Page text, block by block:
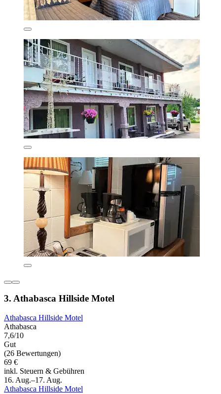
3. Athabasca Hillside Motel
Athabasca Hillside Motel
Athabasca
7,6/10
Gut
(26 Bewertungen)
69 €
inkl. Steuern & Gebühren
16. Aug.–17. Aug.
Athabasca Hillside Motel